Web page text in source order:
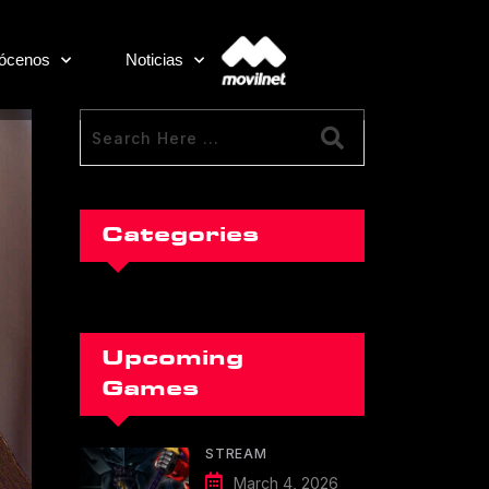
Noticias
Categories
Upcoming
Games
STREAM
March 4, 2026